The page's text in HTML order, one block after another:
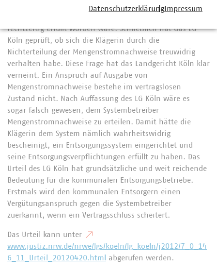
Erfassung der PPK-Verpackungen im öffentlichen
rechtzeitig erfüllt worden wäre. Schließlich hat das LG
Köln geprüft, ob sich die Klägerin durch die
Nichterteilung der Mengenstromnachweise treuwidrig
verhalten habe. Diese Frage hat das Landgericht Köln klar
verneint. Ein Anspruch auf Ausgabe von
Mengenstromnachweise bestehe im vertragslosen
Zustand nicht. Nach Auffassung des LG Köln wäre es
sogar falsch gewesen, dem Systembetreiber
Mengenstromnachweise zu erteilen. Damit hätte die
Klägerin dem System nämlich wahrheitswidrig
bescheinigt, ein Entsorgungssystem eingerichtet und
seine Entsorgungsverpflichtungen erfüllt zu haben. Das
Urteil des LG Köln hat grundsätzliche und weit reichende
Bedeutung für die kommunalen Entsorgungsbetriebe.
Erstmals wird den kommunalen Entsorgern einen
Vergütungsanspruch gegen die Systembetreiber
zuerkannt, wenn ein Vertragsschluss scheitert.
Das Urteil kann unter
www.justiz.nrw.de/nrwe/lgs/koeln/lg_koeln/j2012/7_O_14
6_11_Urteil_20120420.html
abgerufen werden.
DatenschutzerklärungImpressum